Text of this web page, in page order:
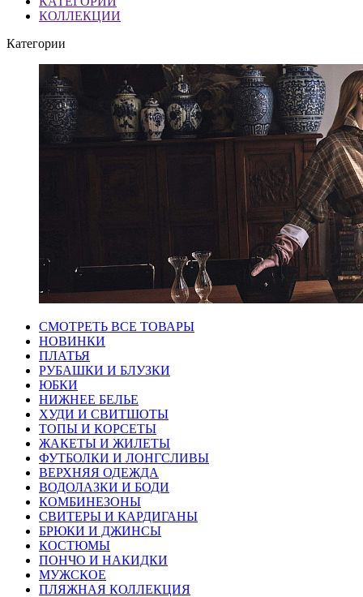
КОЛЛЕКЦИИ
Категории
СМОТРЕТЬ ВСЕ ТОВАРЫ
НОВИНКИ
ПЛАТЬЯ
РУБАШКИ И БЛУЗКИ
ЮБКИ
НИЖНЕЕ БЕЛЬЕ
ХУДИ И СВИТШОТЫ
ТОПЫ И КОРСЕТЫ
ЖАКЕТЫ И ЖИЛЕТЫ
ФУТБОЛКИ И ЛОНГСЛИВЫ
ВЕРХНЯЯ ОДЕЖДА
ВОДОЛАЗКИ И БОДИ
КОМБИНЕЗОНЫ
СВИТЕРЫ И КАРДИГАНЫ
БРЮКИ И ДЖИНСЫ
КОСТЮМЫ
ПОНЧО И НАКИДКИ
МУЖСКОЕ
ПЛЯЖНАЯ КОЛЛЕКЦИЯ